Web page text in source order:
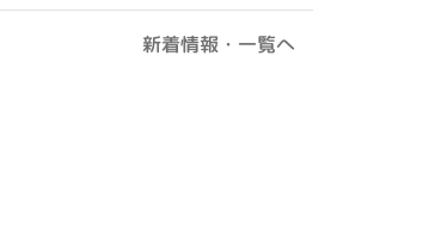
新着情報・一覧へ